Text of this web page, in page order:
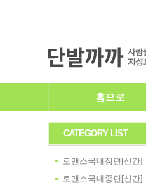
홈으로
CATEGORY LIST
로맨스국내장편[신간]
로맨스국내중편[신간]